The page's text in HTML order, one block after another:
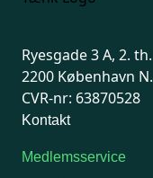
Ryesgade 3 A, 2. th.
2200 København N.
CVR-nr: 63870528
Kontakt
Medlemsservice